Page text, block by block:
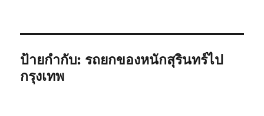
ป้ายกำกับ: รถยกของหนักสุรินทร์ไป
กรุงเทพ